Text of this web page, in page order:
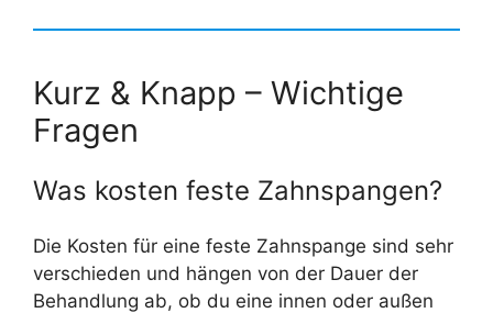
Kurz & Knapp – Wichtige
Fragen
Was kosten feste Zahnspangen?
Die Kosten für eine feste Zahnspange sind sehr
verschieden und hängen von der Dauer der
Behandlung ab, ob du eine innen oder außen